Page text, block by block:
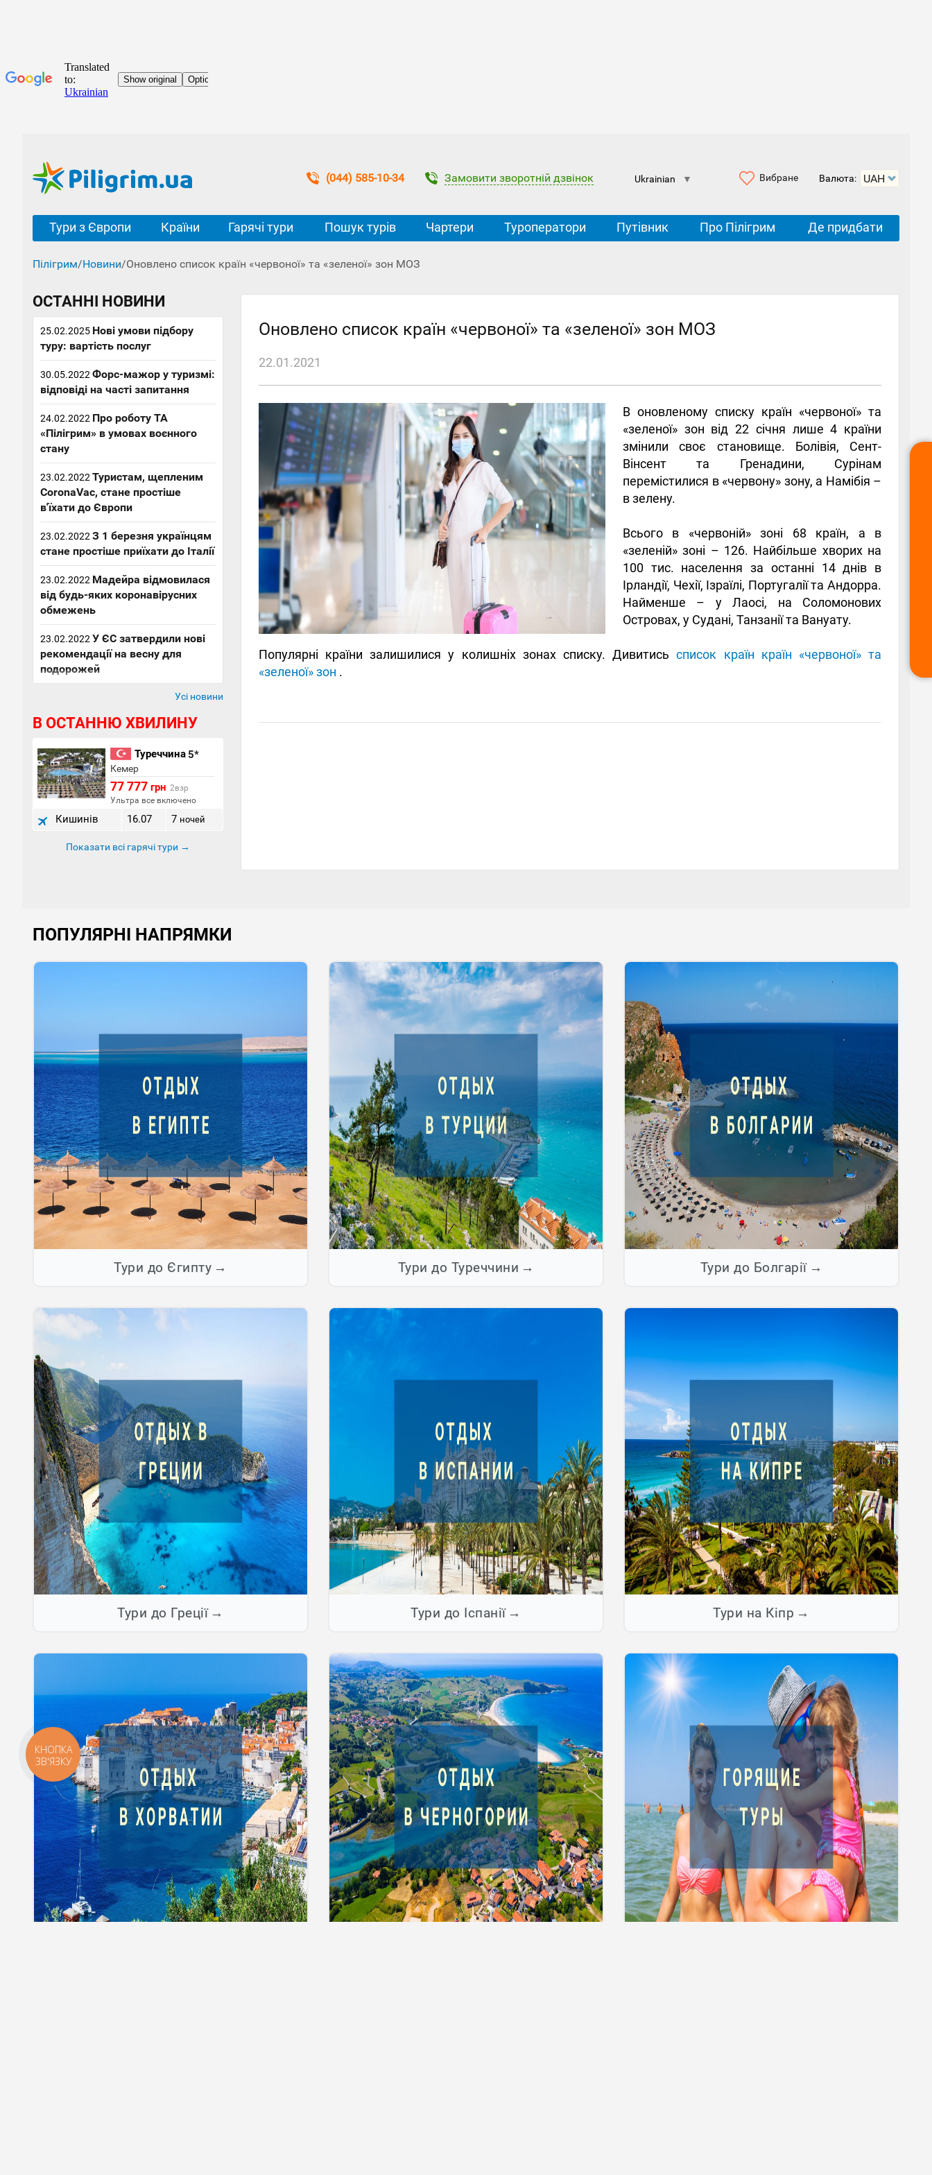
(044) 585-10-34 Замовити зворотній дзвінок Ukrainian ▼ Вибране Валюта:
Тури з Європи Країни Гарячі тури Пошук турів Чартери Туроператори Путівник Про Пілігрим Де придбати
Пілігрим/Новини/Оновлено список країн «червоної» та «зеленої» зон МОЗ
ОСТАННІ НОВИНИ
25.02.2025 Нові умови підбору
туру: вартість послуг
30.05.2022 Форс-мажор у туризмі:
відповіді на часті запитання
24.02.2022 Про роботу ТА
«Пілігрим» в умовах воєнного
стану
23.02.2022 Туристам, щепленим
CoronaVac, стане простіше
в'їхати до Європи
23.02.2022 З 1 березня українцям
стане простіше приїхати до Італії
23.02.2022 Мадейра відмовилася
від будь-яких коронавірусних
обмежень
23.02.2022 У ЄС затвердили нові
рекомендації на весну для
подорожей
Усі новини
В ОСТАННЮ ХВИЛИНУ
Туреччина5*
Кемер
77 777 грн 2взр
Ультра все включено
Кишинів 16.07 7 ночей
Показати всі гарячі тури →
Оновлено список країн «червоної» та «зеленої» зон МОЗ
22.01.2021
В оновленому списку країн «червоної» та
«зеленої» зон від 22 січня лише 4 країни
змінили своє становище. Болівія, Сент-
Вінсент та Гренадини, Сурінам
перемістилися в «червону» зону, а Намібія –
в зелену.
Всього в «червоній» зоні 68 країн, а в
«зеленій» зоні – 126. Найбільше хворих на
100 тис. населення за останні 14 днів в
Ірландії, Чехії, Ізраїлі, Португалії та Андорра.
Найменше – у Лаосі, на Соломонових
Островах, у Судані, Танзанії та Вануату.
Популярні країни залишилися у колишніх зонах списку. Дивитисьсписок країн країн «червоної» та
«зеленої» зон .
ПОПУЛЯРНІ НАПРЯМКИ
Тури до Єгипту Тури до Туреччини Тури до Болгарії
Тури до Греції Тури до Іспанії Тури на Кіпр
КНОПКА
ЗВ'ЯЗКУ